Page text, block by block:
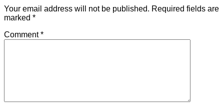
Your email address will not be published. Required fields are
marked *
Comment*